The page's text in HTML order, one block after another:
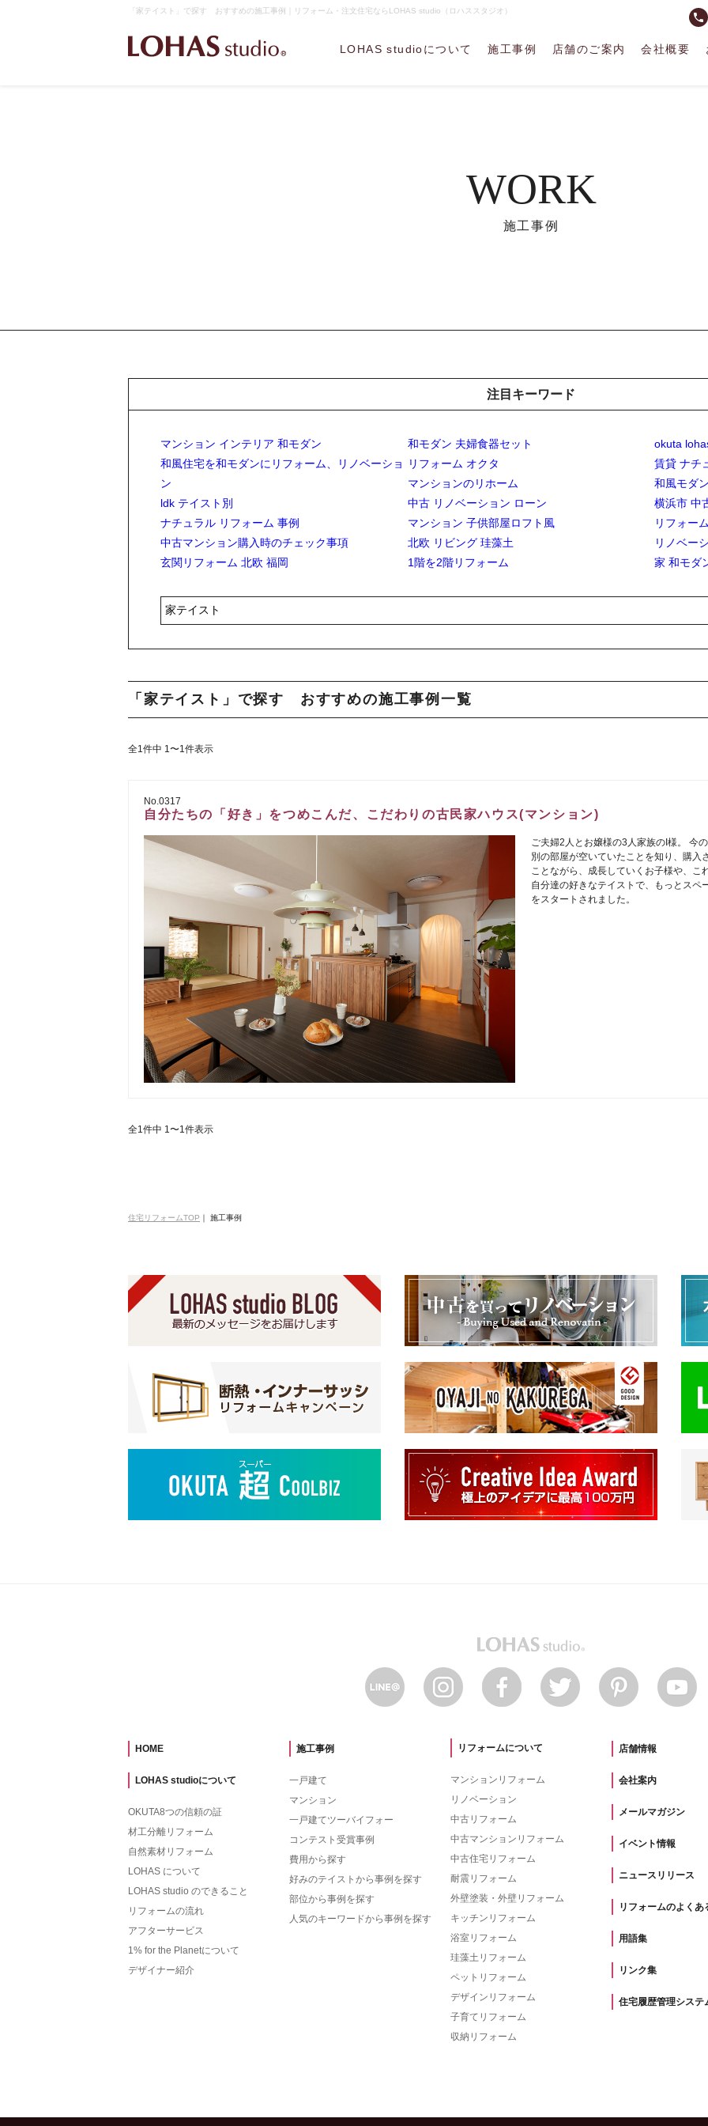
「家テイスト」で探す おすすめの施工事例｜リフォーム・注文住宅ならLOHAS studio（ロハススタジオ）
phone
LOHAS studioについて 施工事例 店舗のご案内 会社概要
WORK
施工事例
注目キーワード
マンション インテリア 和モダン 和モダン 夫婦食器セット
okuta
和風住宅を和モダンにリフォーム、リノベーショ
ン
リフォーム オクタ
賃貸 ナチ
マンションのリホーム
和風モダ
ldk テイスト別
中古 リノベーション ローン
横浜市 中
ナチュラル リフォーム 事例
マンション 子供部屋ロフト風
リフォー
中古マンション購入時のチェック事項
北欧 リビング 珪藻土
リノベー
玄関リフォーム 北欧 福岡
1階を2階リフォーム 家 和モダ
「家テイスト」で探す おすすめの施工事例一覧
全1件中 1〜1件表示
No.0317
自分たちの「好き」をつめこんだ、こだわりの古民家ハウス(マンション)
ご夫婦2人とお嬢様の3人家族のI様。 今
別の部屋が空いていたことを知り、購入
ことながら、成長していくお子様や、こ
自分達の好きなテイストで、もっとスペ
をスタートされました。
全1件中 1〜1件表示
住宅リフォームTOP ｜ 施工事例
HOME
LOHAS studioについて
OKUTA8つの信頼の証
材工分離リフォーム
自然素材リフォーム
LOHAS について
LOHAS studio のできること
リフォームの流れ
アフターサービス
1% for the Planetについて
デザイナー紹介
施工事例
一戸建て
マンション
一戸建てツーバイフォー
コンテスト受賞事例
費用から探す
好みのテイストから事例を探す
部位から事例を探す
人気のキーワードから事例を探す
リフォームについて
マンションリフォーム
リノベーション
中古リフォーム
中古マンションリフォーム
中古住宅リフォーム
耐震リフォーム
外壁塗装・外壁リフォーム
キッチンリフォーム
浴室リフォーム
珪藻土リフォーム
ペットリフォーム
デザインリフォーム
子育てリフォーム
収納リフォーム
店舗情報
会社案内
メールマガジン
イベント情報
ニュースリリース
リフォームのよくあ
用語集
リンク集
住宅履歴管理システ